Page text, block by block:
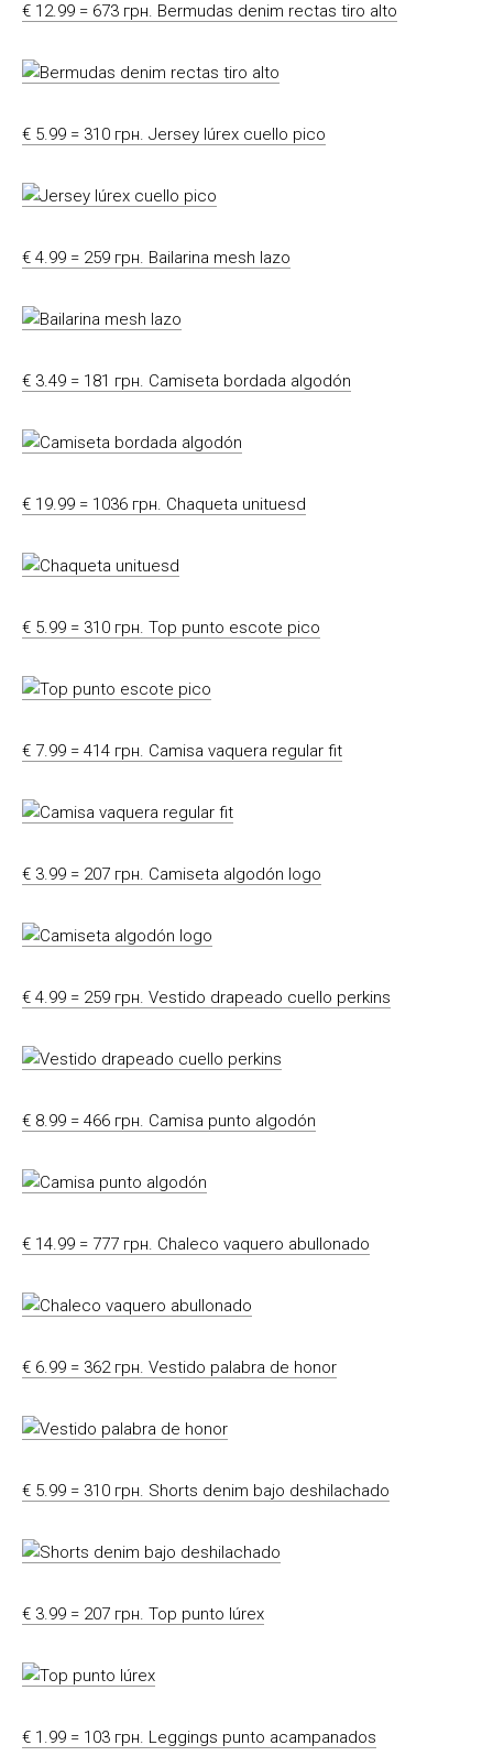
€ 12.99 = 673 грн. Bermudas denim rectas tiro alto
€ 5.99 = 310 грн. Jersey lúrex cuello pico
€ 4.99 = 259 грн. Bailarina mesh lazo
€ 3.49 = 181 грн. Camiseta bordada algodón
€ 19.99 = 1036 грн. Chaqueta unituesd
€ 5.99 = 310 грн. Top punto escote pico
€ 7.99 = 414 грн. Camisa vaquera regular fit
€ 3.99 = 207 грн. Camiseta algodón logo
€ 4.99 = 259 грн. Vestido drapeado cuello perkins
€ 8.99 = 466 грн. Camisa punto algodón
€ 14.99 = 777 грн. Chaleco vaquero abullonado
€ 6.99 = 362 грн. Vestido palabra de honor
€ 5.99 = 310 грн. Shorts denim bajo deshilachado
€ 3.99 = 207 грн. Top punto lúrex
€ 1.99 = 103 грн. Leggings punto acampanados